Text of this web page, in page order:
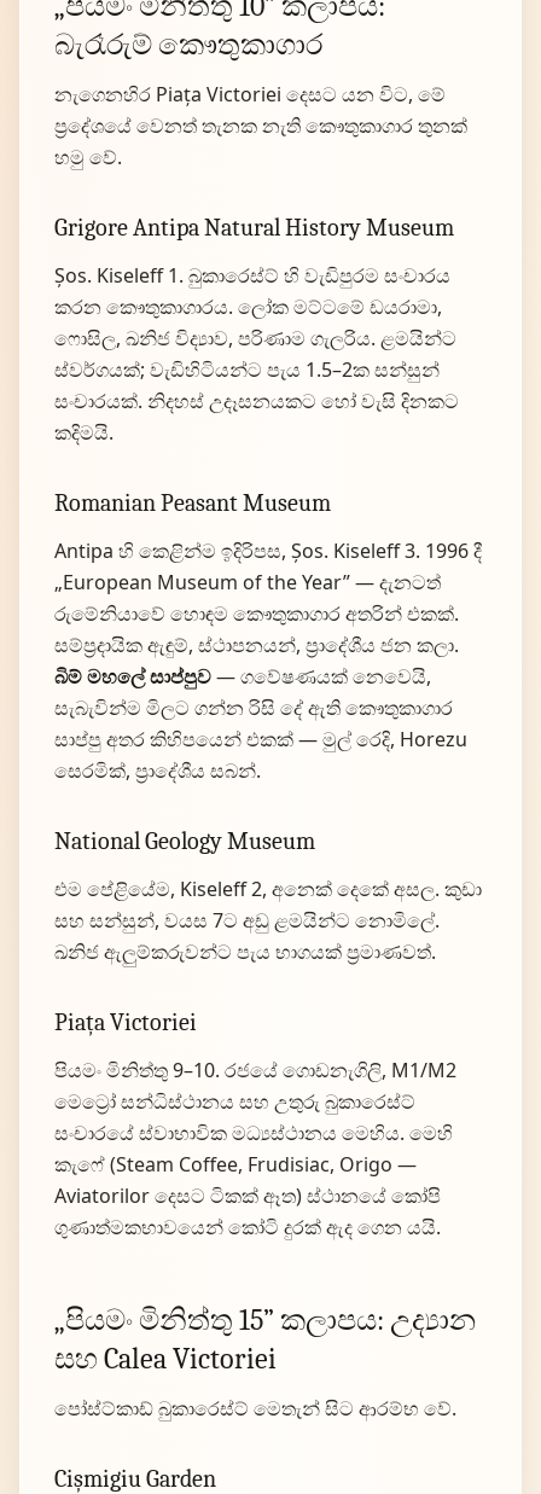
බැරෑරුම් කෞතුකාගාර
නැගෙනහිර Piața Victoriei දෙසට යන විට, මේ
ප්‍රදේශයේ වෙනත් තැනක නැති කෞතුකාගාර තුනක්
හමු වේ.
Grigore Antipa Natural History Museum
Șos. Kiseleff 1. බුකාරෙස්ට් හි වැඩිපුරම සංචාරය
කරන කෞතුකාගාරය. ලෝක මට්ටමේ ඩයරාමා,
ෆොසිල, ඛනිජ විද්‍යාව, පරිණාම ගැලරිය. ළමයින්ට
ස්වර්ගයක්; වැඩිහිටියන්ට පැය 1.5–2ක සන්සුන්
සංචාරයක්. නිදහස් උදෑසනයකට හෝ වැසි දිනකට
කදිමයි.
Romanian Peasant Museum
Antipa හි කෙළින්ම ඉදිරිපස, Șos. Kiseleff 3. 1996 දී
„European Museum of the Year” — දැනටත්
රුමේනියාවේ හොඳම කෞතුකාගාර අතරින් එකක්.
සම්ප්‍රදායික ඇඳුම්, ස්ථාපනයන්, ප්‍රාදේශීය ජන කලා.
බිම් මහලේ සාප්පුව— ගවේෂණයක් නෙවෙයි,
සැබැවින්ම මිලට ගන්න රිසි දේ ඇති කෞතුකාගාර
සාප්පු අතර කිහිපයෙන් එකක් — මුල් රෙදි, Horezu
සෙරමික්, ප්‍රාදේශීය සබන්.
National Geology Museum
එම පේළියේම, Kiseleff 2, අනෙක් දෙකේ අසල. කුඩා
සහ සන්සුන්, වයස 7ට අඩු ළමයින්ට නොමිලේ.
ඛනිජ ඇලුම්කරුවන්ට පැය භාගයක් ප්‍රමාණවත්.
Piața Victoriei
පියමං මිනිත්තු 9–10. රජයේ ගොඩනැගිලි, M1/M2
මෙට්‍රෝ සන්ධිස්ථානය සහ උතුරු බුකාරෙස්ට්
සංචාරයේ ස්වාභාවික මධ්‍යස්ථානය මෙහිය. මෙහි
කැෆේ (Steam Coffee, Frudisiac, Origo —
Aviatorilor දෙසට ටිකක් ඈත) ස්ථානයේ කෝපි
ගුණාත්මකභාවයෙන් කෝටි දුරක් ඇද ගෙන යයි.
„පියමං මිනිත්තු 15” කලාපය: උද්‍යාන
සහ Calea Victoriei
පෝස්ට්කාඩ් බුකාරෙස්ට් මෙතැන් සිට ආරම්භ වේ.
Cișmigiu Garden